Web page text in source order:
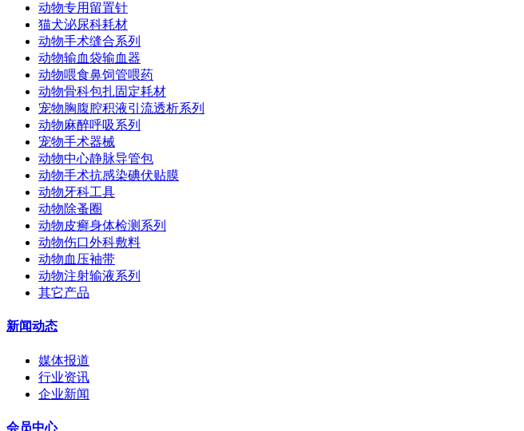
动物专用留置针
猫犬泌尿科耗材
动物手术缝合系列
动物输血袋输血器
动物喂食鼻饲管喂药
动物骨科包扎固定耗材
宠物胸腹腔积液引流透析系列
动物麻醉呼吸系列
宠物手术器械
动物中心静脉导管包
动物手术抗感染碘伏贴膜
动物牙科工具
动物除蚤圈
动物皮癣身体检测系列
动物伤口外科敷料
动物血压袖带
动物注射输液系列
其它产品
新闻动态
媒体报道
行业资讯
企业新闻
会员中心